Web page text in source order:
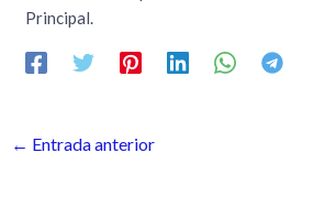
Principal.
← Entrada anterior